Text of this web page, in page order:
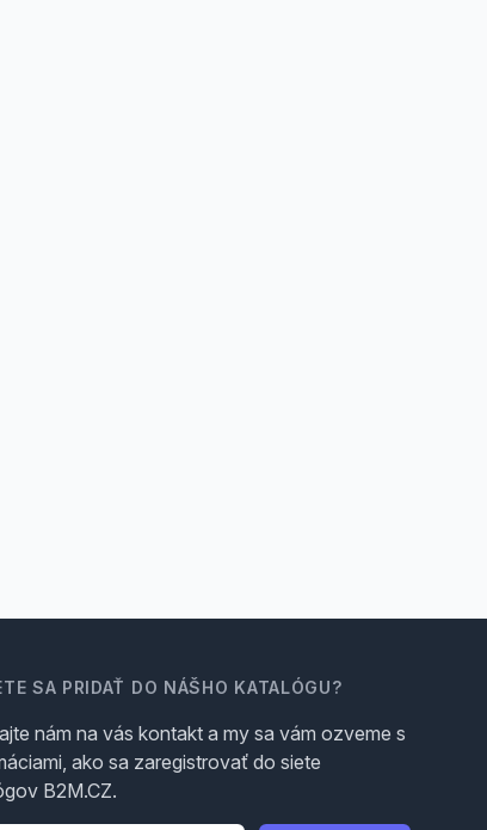
SA PRIDAŤ DO NÁŠHO KATALÓGU?
nám na vás kontakt a my sa vám ozveme s
ako sa zaregistrovať do siete
B2M.CZ.